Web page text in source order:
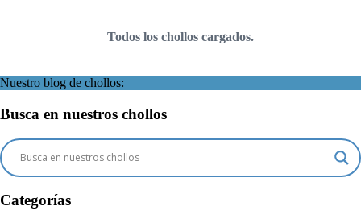
Todos los chollos cargados.
Nuestro blog de chollos:
Busca en nuestros chollos
Categorías